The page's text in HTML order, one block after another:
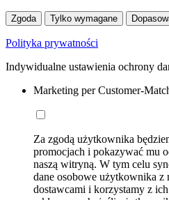
Zgoda Tylko wymagane
Polityka prywatności
Indywidualne ustawienia ochrony
Marketing per Customer-
Za zgodą użytkownika
promocjach i pokazywać mu
naszą witryną. W tym celu
dane osobowe użytkownika z
dostawcami i korzystamy z